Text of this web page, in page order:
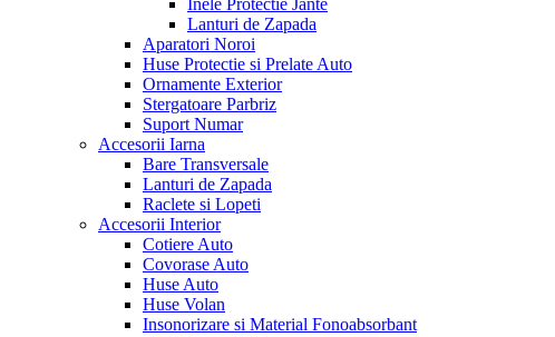
Inele Protectie Jante
Lanturi de Zapada
Aparatori Noroi
Huse Protectie si Prelate Auto
Ornamente Exterior
Stergatoare Parbriz
Suport Numar
Accesorii Iarna
Bare Transversale
Lanturi de Zapada
Raclete si Lopeti
Accesorii Interior
Cotiere Auto
Covorase Auto
Huse Auto
Huse Volan
Insonorizare si Material Fonoabsorbant